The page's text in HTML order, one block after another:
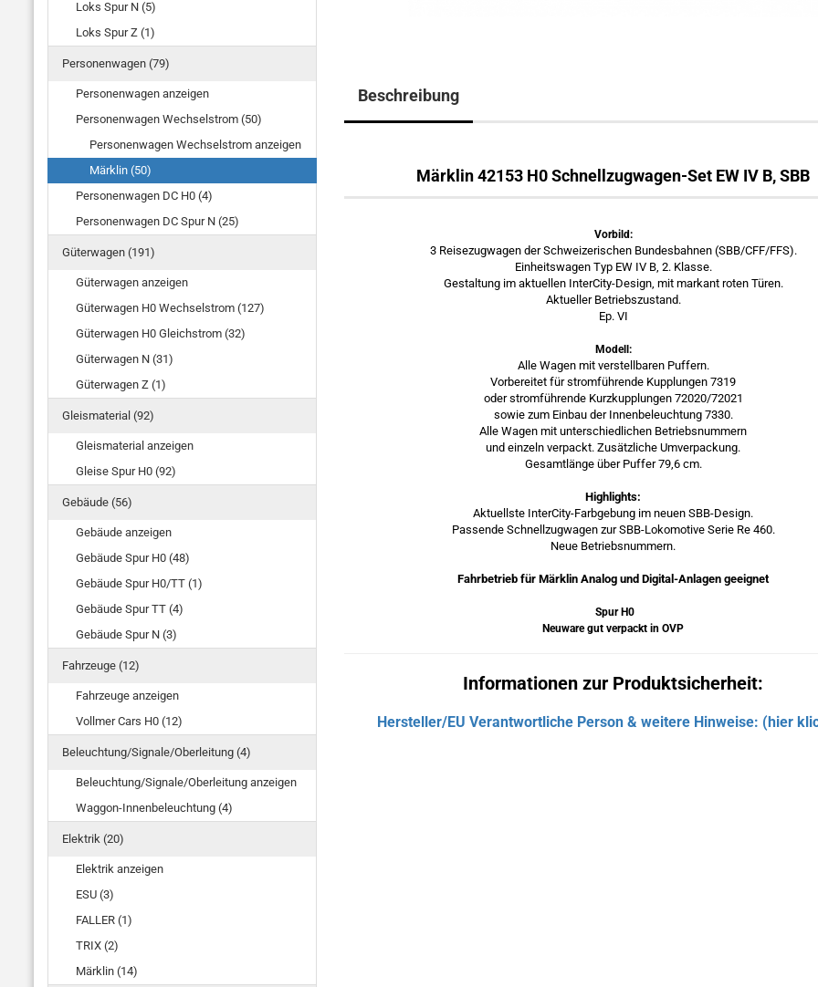
Beschreibung
Märklin 42153 H0 Schnellzugwagen-Set EW IV B, SBB
Vorbild:
3 Reisezugwagen der Schweizerischen Bundesbahnen (SBB/CFF/FFS).
Einheitswagen Typ EW IV B, 2. Klasse.
Gestaltung im aktuellen InterCity-Design, mit markant roten Türen.
Aktueller Betriebszustand.
Ep. VI
Modell:
Alle Wagen mit verstellbaren Puffern.
Vorbereitet für stromführende Kupplungen 7319
oder stromführende Kurzkupplungen 72020/72021
sowie zum Einbau der Innenbeleuchtung 7330.
Alle Wagen mit unterschiedlichen Betriebsnummern
und einzeln verpackt. Zusätzliche Umverpackung.
Gesamtlänge über Puffer 79,6 cm.
Highlights:
Aktuellste InterCity-Farbgebung im neuen SBB-Design.
Passende Schnellzugwagen zur SBB-Lokomotive Serie Re 460.
Neue Betriebsnummern.
Fahrbetrieb für Märklin Analog und Digital-Anlagen geeignet
Spur H0
Neuware gut verpackt in OVP
Informationen zur Produktsicherheit:
Hersteller/EU Verantwortliche Person & weitere Hinweise: (hier
Loks Spur N (5)
Loks Spur Z (1)
Personenwagen (79)
Personenwagen anzeigen
Personenwagen Wechselstrom (50)
Personenwagen Wechselstrom anzeigen
Märklin (50)
Personenwagen DC H0 (4)
Personenwagen DC Spur N (25)
Güterwagen (191)
Güterwagen anzeigen
Güterwagen H0 Wechselstrom (127)
Güterwagen H0 Gleichstrom (32)
Güterwagen N (31)
Güterwagen Z (1)
Gleismaterial (92)
Gleismaterial anzeigen
Gleise Spur H0 (92)
Gebäude (56)
Gebäude anzeigen
Gebäude Spur H0 (48)
Gebäude Spur H0/TT (1)
Gebäude Spur TT (4)
Gebäude Spur N (3)
Fahrzeuge (12)
Fahrzeuge anzeigen
Vollmer Cars H0 (12)
Beleuchtung/Signale/Oberleitung (4)
Beleuchtung/Signale/Oberleitung anzeigen
Waggon-Innenbeleuchtung (4)
Elektrik (20)
Elektrik anzeigen
ESU (3)
FALLER (1)
TRIX (2)
Märklin (14)